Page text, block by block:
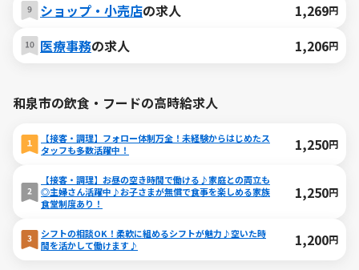
ショップ・小売店の求人 1,269円
医療事務の求人 1,206円
和泉市の飲食・フードの高時給求人
【接客・調理】フォロー体制万全！未経験からはじめたス
タッフも多数活躍中！
1,250円
【接客・調理】お昼の空き時間で働ける♪家庭との両立も
◎主婦さん活躍中♪お子さまが無償で食事を楽しめる家族
食堂制度あり！
1,250円
シフトの相談OK！柔軟に組めるシフトが魅力♪空いた時
間を活かして働けます♪
1,200円